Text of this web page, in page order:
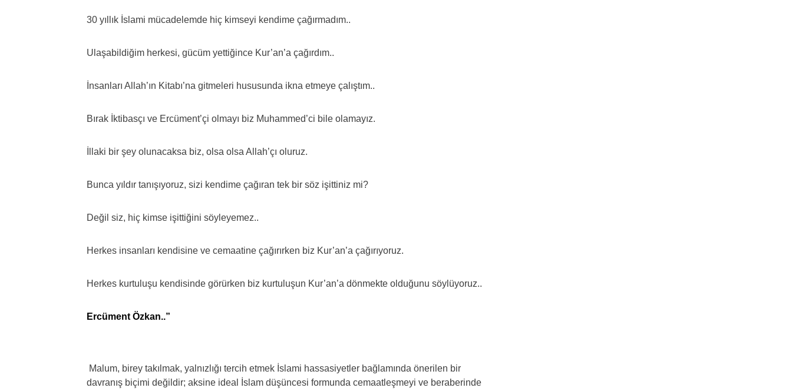
30 yıllık İslami mücadelemde hiç kimseyi kendime çağırmadım..
Ulaşabildiğim herkesi, gücüm yettiğince Kur’an’a çağırdım..
İnsanları Allah’ın Kitabı’na gitmeleri hususunda ikna etmeye çalıştım..
Bırak İktibasçı ve Ercüment’çi olmayı biz Muhammed’ci bile olamayız.
İllaki bir şey olunacaksa biz, olsa olsa Allah’çı oluruz.
Bunca yıldır tanışıyoruz, sizi kendime çağıran tek bir söz işittiniz mi?
Değil siz, hiç kimse işittiğini söyleyemez..
Herkes insanları kendisine ve cemaatine çağırırken biz Kur’an’a çağırıyoruz.
Herkes kurtuluşu kendisinde görürken biz kurtuluşun Kur’an’a dönmekte olduğunu söylüyoruz..
Ercüment Özkan..”
Malum, birey takılmak, yalnızlığı tercih etmek İslami hassasiyetler bağlamında önerilen bir
davranış biçimi değildir; aksine ideal İslam düşüncesi formunda cemaatleşmeyi ve beraberinde